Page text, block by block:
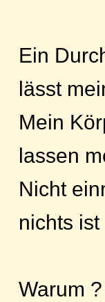
Ein
lässt
Mein
lassen
Nicht
nichts
Warum